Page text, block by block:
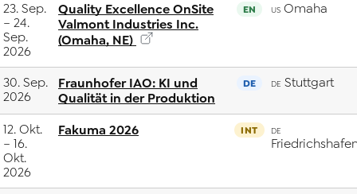
23. Sep.
– 24.
Sep.
2026
Quality Excellence OnSite
Valmont Industries Inc.
(Omaha, NE)
EN US Omaha
30. Sep.
2026
Fraunhofer IAO: KI und
Qualität in der Produktion
DE DE Stuttgart
12. Okt.
– 16.
Okt.
2026
Fakuma 2026 INT DE